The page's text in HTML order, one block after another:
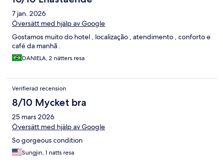
7 jan. 2026
Översätt med hjälp av Google
Gostamos muito do hotel , localização , atendimento , conforto e
café da manhã .
DANIELA, 2 nätters resa
Verifierad recension
8/10 Mycket bra
25 mars 2026
Översätt med hjälp av Google
So gorgeous condition
Sungjin, 1 natts resa